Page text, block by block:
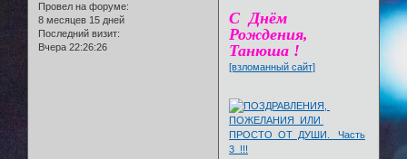
Провел на форуме:
8 месяцев 15 дней
Последний визит:
Вчера 22:26:26
С Днём
Рождения,
Танюша !
[взломанный сайт]